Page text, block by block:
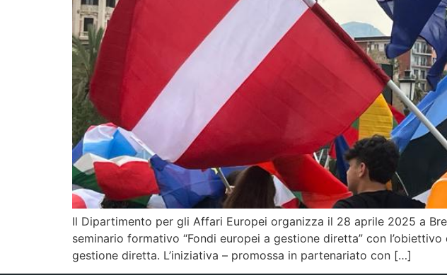
Il Dipartimento per gli Affari Europei organizza il 28 aprile 2025 a
seminario formativo “Fondi europei a gestione diretta” con
gestione diretta. L’iniziativa – promossa in partenariato con […]